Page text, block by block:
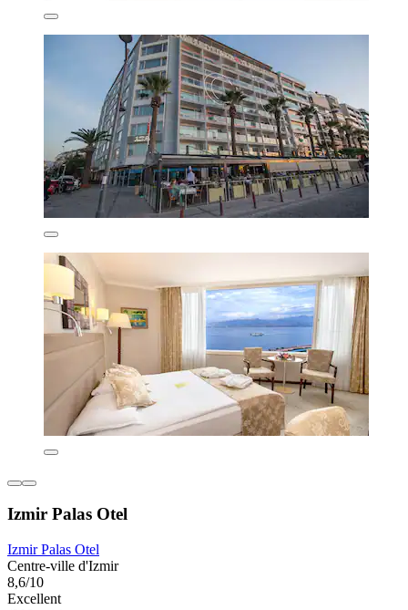
Izmir Palas Otel
Izmir Palas Otel
Centre-ville d'Izmir
8,6/10
Excellent